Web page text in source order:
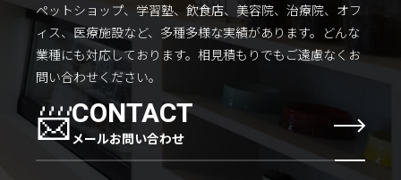
採用情報 会社概要
ペットショップ、学習塾、飲食店、美容院、治療院、オフ
ィス、医療施設など、多種多様な実績があります。 どんな
業種にも対応しております。 相見積もりでもご遠慮なくお
問い合わせください。
📨CONTACT
メールお問い合わせ